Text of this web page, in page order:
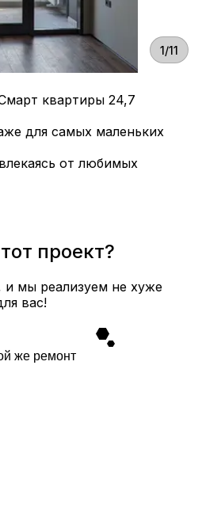
1/11
квартиры 24,7
для самых маленьких
от любимых
проект?
и мы реализуем не хуже
вас!
же ремонт